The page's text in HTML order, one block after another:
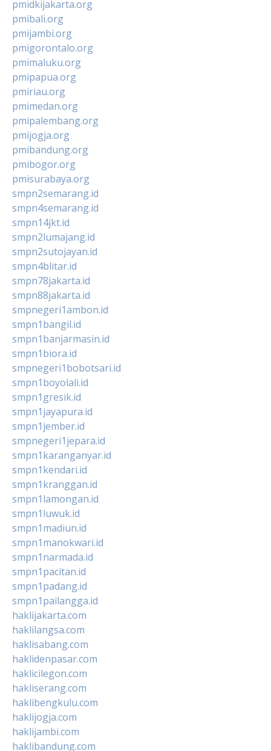
pmidkijakarta.org
pmibali.org
pmijambi.org
pmigorontalo.org
pmimaluku.org
pmipapua.org
pmiriau.org
pmimedan.org
pmipalembang.org
pmijogja.org
pmibandung.org
pmibogor.org
pmisurabaya.org
smpn2semarang.id
smpn4semarang.id
smpn14jkt.id
smpn2lumajang.id
smpn2sutojayan.id
smpn4blitar.id
smpn78jakarta.id
smpn88jakarta.id
smpnegeri1ambon.id
smpn1bangil.id
smpn1banjarmasin.id
smpn1biora.id
smpnegeri1bobotsari.id
smpn1boyolali.id
smpn1gresik.id
smpn1jayapura.id
smpn1jember.id
smpnegeri1jepara.id
smpn1karanganyar.id
smpn1kendari.id
smpn1kranggan.id
smpn1lamongan.id
smpn1luwuk.id
smpn1madiun.id
smpn1manokwari.id
smpn1narmada.id
smpn1pacitan.id
smpn1padang.id
smpn1pailangga.id
haklijakarta.com
haklilangsa.com
haklisabang.com
haklidenpasar.com
haklicilegon.com
hakliserang.com
haklibengkulu.com
haklijogja.com
haklijambi.com
haklibandung.com